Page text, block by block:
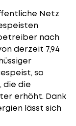
Netz
nach
derzeit 7,94
so
die die
erhöht. Dank
lässt sich